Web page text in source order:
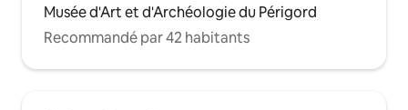
Musée d'Art et d'Archéologie du Périgord
Recommandé par 42 habitants